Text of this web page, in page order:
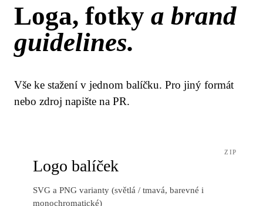
Loga, fotky a brand
guidelines.
Vše ke stažení v jednom balíčku. Pro jiný formát
nebo zdroj napište na PR.
ZIP
Logo balíček
SVG a PNG varianty (světlá / tmavá, barevné i
monochromatické)